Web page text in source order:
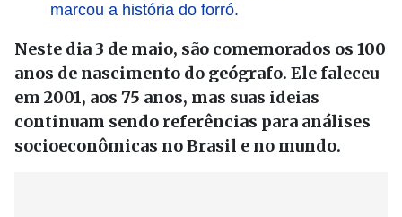
marcou a história do forró.
Neste dia 3 de maio, são comemorados os 100
anos de nascimento do geógrafo. Ele faleceu
em 2001, aos 75 anos, mas suas ideias
continuam sendo referências para análises
socioeconômicas no Brasil e no mundo.